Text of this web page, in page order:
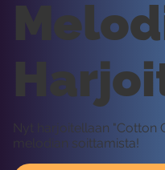
Nyt harjoitellaan "Cotton
melodian soittamista!